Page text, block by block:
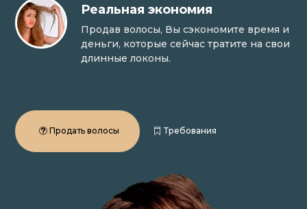
Реальная экономия
Продав волосы, Вы сэкономите время и
деньги, которые сейчас тратите на свои
длинные локоны.
Продать волосы Требования